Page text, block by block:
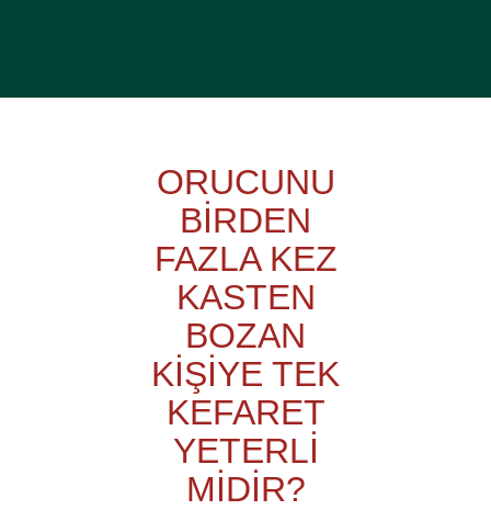
ORUCUNU
BİRDEN
FAZLA KEZ
KASTEN
BOZAN
KİŞİYE TEK
KEFARET
YETERLİ
MİDİR?